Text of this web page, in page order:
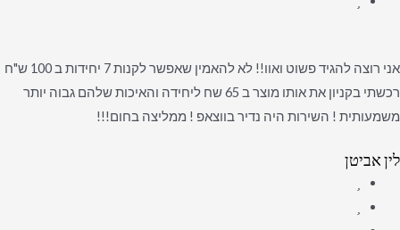
אני רוצה להגיד פשוט ואוו!! לא להאמין שאפשר לקנות 7 יחידות ב 100 ש"ח
רכשתי בקניון את אותו מוצר ב 65 שח ליחידה והאיכות שלהם גבוה יותר
משמעותית ! השירות היה נדיר בווצאפ ! ממליצה בחום!!!
לין אביטן